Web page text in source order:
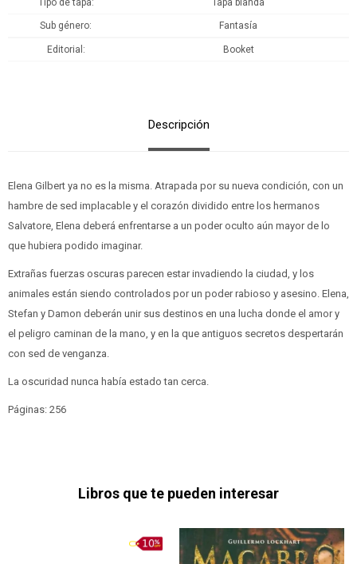
Sub género Fantasía
Editorial Booket
Descripción
Elena Gilbert ya no es la misma. Atrapada por su nueva condición, con un
hambre de sed implacable y el corazón dividido entre los hermanos
Salvatore, Elena deberá enfrentarse a un poder oculto aún mayor de lo
que hubiera podido imaginar.
Extrañas fuerzas oscuras parecen estar invadiendo la ciudad, y los
animales están siendo controlados por un poder rabioso y asesino. Elena,
Stefan y Damon deberán unir sus destinos en una lucha donde el amor y
el peligro caminan de la mano, y en la que antiguos secretos despertarán
con sed de venganza.
La oscuridad nunca había estado tan cerca.
Páginas: 256
Libros que te pueden interesar